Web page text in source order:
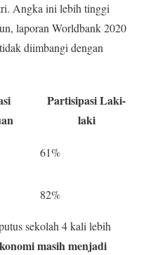
Angka ini lebih tinggi
laporan Worldbank 2020
diimbangi dengan
Partisipasi Laki-
laki
61%
82%
sekolah 4 kali lebih
masih menjadi